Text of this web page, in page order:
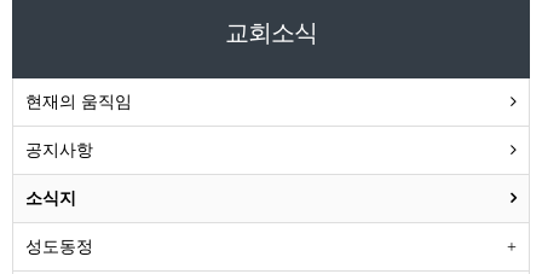
교회소식
현재의 움직임
공지사항
소식지
성도동정